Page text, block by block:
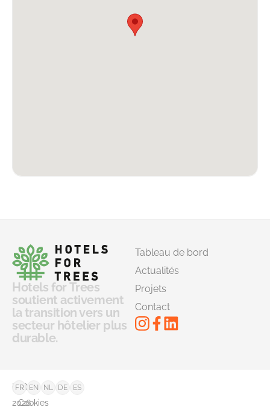
Hotels for Trees
soutient activement
la transition vers un
secteur hôtelier plus
durable.
Tableau de bord
Actualités
Projets
Contact
©
2026
FAQ
Cookies
FR EN NL DE ES